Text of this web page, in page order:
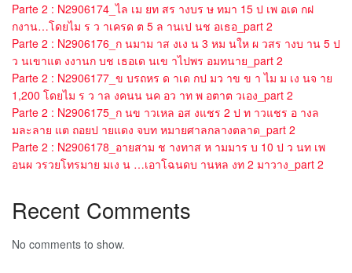
Parte 2 : N2906174_ไล เม ยท สร างบร ษ ทมา 15 ป เพ อเด กฝ
กงาน…โดยไม ร ว าเครด ต 5 ล านเป นช อเธอ_part 2
Parte 2 : N2906176_ก นมาม าส งเง น 3 หม นให ผ วสร างบ าน 5 ป
ว นเขาแต งงานก บช เธอเด นเข าไปพร อมทนาย_part 2
Parte 2 : N2906177_ข บรถหร ด าเด กป มว าข ข า ไม ม เง นจ าย
1,200 โดยไม ร ว าล งคนน นค อว าท พ อตาต วเอง_part 2
Parte 2 : N2906175_ก นข าวเหล อส งแชร 2 ป ท าวแชร อ างล
มละลาย แต ถอยป ายแดง จบท หมายศาลกลางตลาด_part 2
Parte 2 : N2906178_อายสาม ช างทาส ห ามมาร บ 10 ป ว นท เพ
อนผ วรวยโทรมาย มเง น …เอาโฉนดบ านหล งท 2 มาวาง_part 2
Recent Comments
No comments to show.